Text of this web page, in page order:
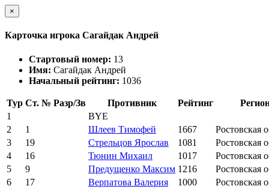
×
Карточка игрока Сагайдак Андрей
Стартовый номер: 13
Имя: Сагайдак Андрей
Начальный рейтинг: 1036
Тур Ст. № Разр/Зв Противник Рейтинг
1
BYE
2
1 Шлеев Тимофей 1667
Ростовская
3
19 Стрельцов Ярослав 1081
Ростовская
4
16 Тюнин Михаил 1017
Ростовская
5
9 Предущенко Максим 1216
Ростовская
6
17 Верпатова Валерия 1000
Ростовская